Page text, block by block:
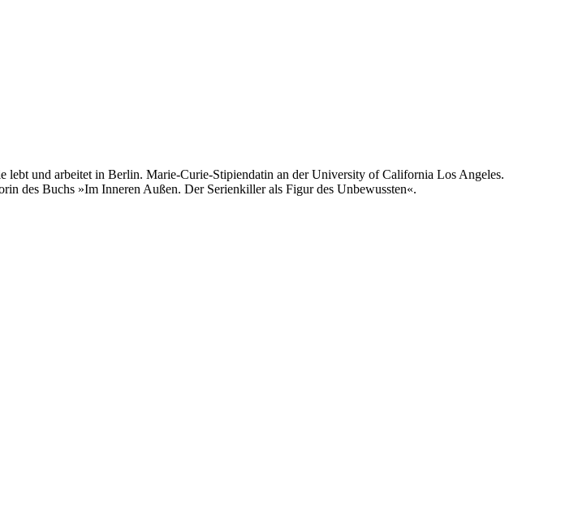
lebt und arbeitet in Berlin. Marie-Curie-Stipiendatin an der University of California Los Angeles.
des Buchs »Im Inneren Außen. Der Serienkiller als Figur des Unbewussten«.